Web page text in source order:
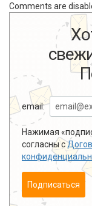
Comments are
email:
Нажимая
согласны с
Подписаться